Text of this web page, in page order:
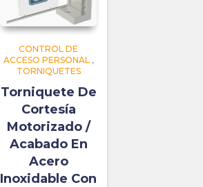
CONTROL DE
ACCESO PERSONAL ,
TORNIQUETES
Torniquete De
Cortesía
Motorizado /
Acabado En
Acero
Inoxidable Con